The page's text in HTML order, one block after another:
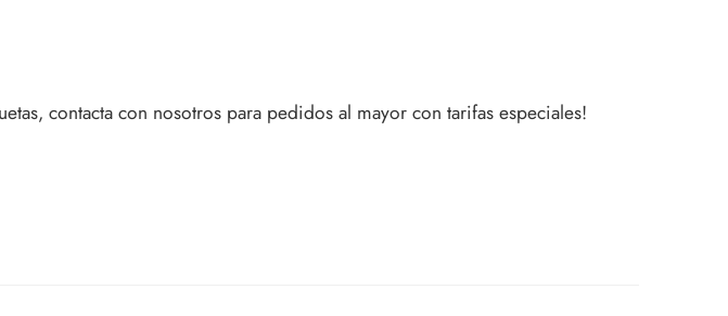
contacta con nosotros para pedidos al mayor con tarifas especiales!